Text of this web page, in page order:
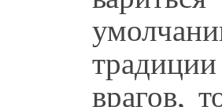
врагов,